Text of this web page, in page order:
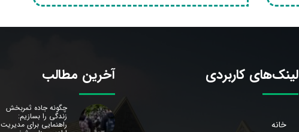
لینک‌های کاربردی
خانه
آخرین مطالب
چگونه جاده ثمربخش
زندگی را بسازیم:
راهنمایی برای مدیریت